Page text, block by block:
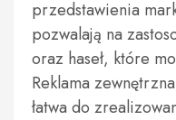
przedstawienia
pozwalają na
oraz haseł, które
Reklama
łatwa do